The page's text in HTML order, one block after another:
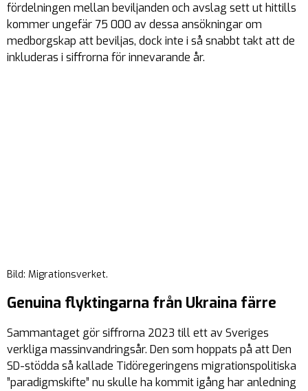
fördelningen mellan beviljanden och avslag sett ut hittills
kommer ungefär 75 000 av dessa ansökningar om
medborgskap att beviljas, dock inte i så snabbt takt att de
inkluderas i siffrorna för innevarande år.
Bild: Migrationsverket.
Genuina flyktingarna från Ukraina färre
Sammantaget gör siffrorna 2023 till ett av Sveriges
verkliga massinvandringsår. Den som hoppats på att Den
SD-stödda så kallade Tidöregeringens migrationspolitiska
”paradigmskifte” nu skulle ha kommit igång har anledning